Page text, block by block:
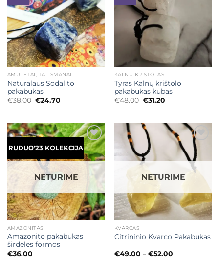
AMULETAI, TALISMANAI
Natūralaus Sodalito
pakabukas
€38.00 Original
€24.70Current
KALNŲ KRIŠTOLAS
Tyras Kalnų krištolo
pakabukas kubas
€48.00 Original
€31.20Current
RUDUO'23 KOLEKCIJA
Mėgstamiausias
NETURIME
AMAZONITAS
Amazonito pakabukas
širdelės formos
€36.00
Mėgstamiausias
NETURIME
KVARCAS
Citrininio Kvarco Pakabukas
€49.00 – €52.00Price